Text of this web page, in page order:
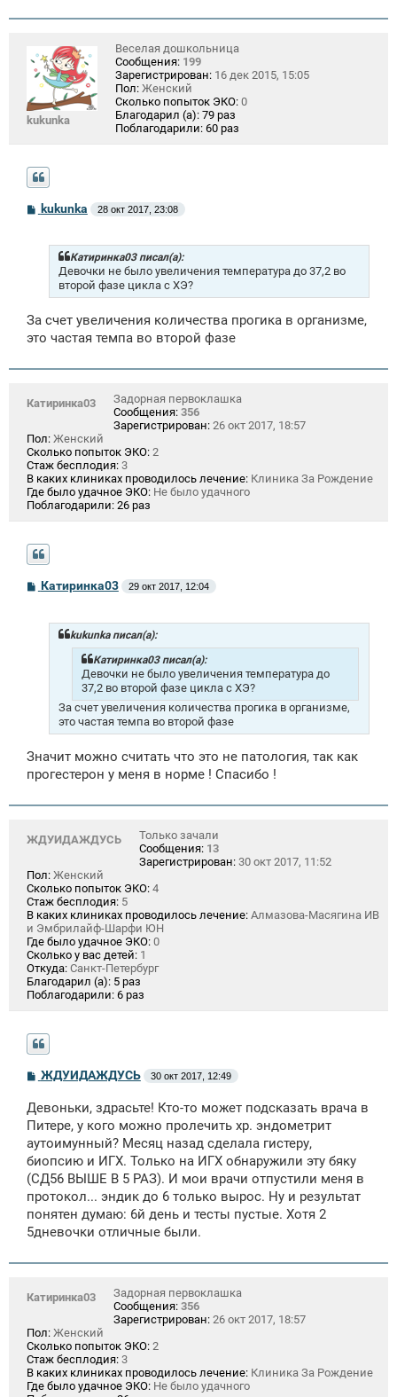
и
kukunka
Веселая дошкольница
Сообщения: 199
Зарегистрирован: 16 дек 2015, 15:05
Пол: Женский
Сколько попыток ЭКО: 0
Благодарил (а): 79 раз
Поблагодарили: 60 раз
С
о
kukunka 28 окт 2017, 23:08
Катиринка03 писал(а):
Девочки не было увеличения температура до 37,2 во
второй фазе цикла с ХЭ?
За счет увеличения количества прогика в организме,
это частая темпа во второй фазе
Катиринка03
Задорная первоклашка
Сообщения: 356
Зарегистрирован: 26 окт 2017, 18:57
Пол: Женский
Сколько попыток ЭКО: 2
Стаж бесплодия: 3
В каких клиниках проводилось лечение: Клиника За Рождение
Где было удачное ЭКО: Не было удачного
Поблагодарили: 26 раз
С
о
Катиринка03 29 окт 2017, 12:04
kukunka писал(а):
Катиринка03 писал(а):
Девочки не было увеличения температура до
37,2 во второй фазе цикла с ХЭ?
За счет увеличения количества прогика в организме,
это частая темпа во второй фазе
Значит можно считать что это не патология, так как
прогестерон у меня в норме ! Спасибо !
ЖДУИДАЖДУСЬ
Только зачали
Сообщения: 13
Зарегистрирован: 30 окт 2017, 11:52
Пол: Женский
Сколько попыток ЭКО: 4
Стаж бесплодия: 5
В каких клиниках проводилось лечение: Алмазова-Масягина ИВ
и Эмбрилайф-Шарфи ЮН
Где было удачное ЭКО: 0
Сколько у вас детей: 1
Откуда: Санкт-Петербург
Благодарил (а): 5 раз
Поблагодарили: 6 раз
С
о
б
щ
н
и
е
ЖДУИДАЖДУСЬ 30 окт 2017, 12:49
Девоньки, здрасьте! Кто-то может подсказать врача в
Питере, у кого можно пролечить хр. эндометрит
аутоимунный? Месяц назад сделала гистеру,
биопсию и ИГХ. Только на ИГХ обнаружили эту бяку
(СД56 ВЫШЕ В 5 РАЗ). И мои врачи отпустили меня в
протокол... эндик до 6 только вырос. Ну и результат
понятен думаю: 6й день и тесты пустые. Хотя 2
5дневочки отличные были.
Катиринка03
Задорная первоклашка
Сообщения: 356
Зарегистрирован: 26 окт 2017, 18:57
Пол: Женский
Сколько попыток ЭКО: 2
Стаж бесплодия: 3
В каких клиниках проводилось лечение: Клиника За Рождение
Где было удачное ЭКО: Не было удачного